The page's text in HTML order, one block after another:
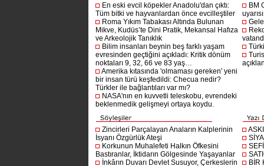
En eski evcil köpekler Anadolu'dan çıktı:
Tüm bitki ve hayvanlardan önce evcilleştiler
Roma Yıkım Tabakası Altında Bulunan
Mikve, Kudüs’te Dini Pratik, Mekansal Hafıza
ve Arkeolojik Tanıklık
Bilim insanları beynin beş farklı yaşam
evresinden geçtiğini açıkladı: Kritik dönüm
noktaları 9, 32, 66 ve 83 yaş…
Amerika kıtasında 'olmaması gereken' yeni
bir insan türü keşfedildi: Checua nedir?
Türkler ile bağlantıları var mı?
NASA'nın en kuvvetli teleskobu, evrendeki
beklenmedik gelişmeyi ortaya koydu.
BM
Zincirleri Parçalayan Anaların Kalplerinin
İsyanı Özgürlük Ateşi
Korkunun Muhalefeti Halkın Öfkesini
Bastıranlar, İktidarın Gölgesinde Yaşayanlar
İnkârın Duvarı Devlet Susuyor, Çerkeslerin
BİR